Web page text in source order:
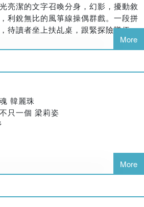
亮潔的文字召喚分身，幻影，擾動敘
利銳無比的風箏線操偶群戲。一段拼
待讀者坐上扶乩桌，跟緊探險隊伍，
偵探小說的元素──神祕的遠方來
將解開的身世謎團；那些事先將揚，
一則尋根故事。那位人到中年，突然
什麼不得不回到西沙公路上那條小村
的原住民；偏離主調的性向，也注定
而真正把一切連根拔起的，卻是殖民
小說汲汲追問的，難道不是香港遺民
離散者，可以到哪裡去尋根？作品聚
」，不若說一個由慾望交織的空間。
方淨土，早已被換算為待價而沽的商
說技藝，或許是一種挽回的手勢，藉
More
韓麗珠
只一個 梁莉姿
More